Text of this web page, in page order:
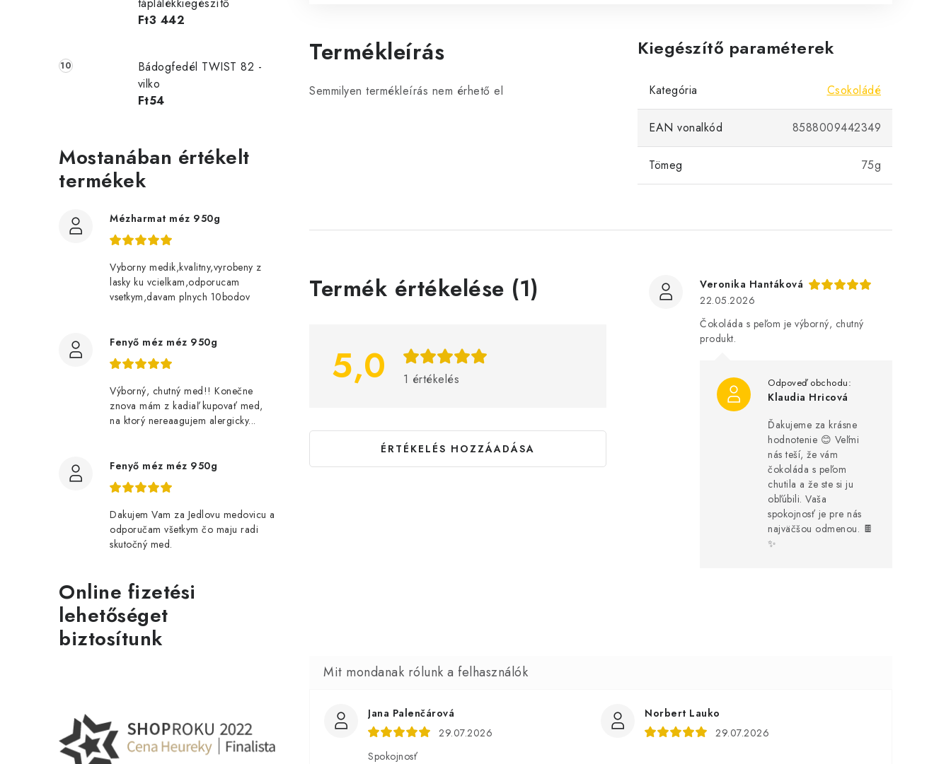
Ft3 442
Bádogfedél TWIST 82 -
vilko
Ft54
Mostanában értékelt
termékek
Mézharmat méz 950g
Vyborny medik,kvalitny,vyrobeny z
lasky ku vcielkam,odporucam
vsetkym,davam plnych 10bodov
Fenyő méz méz 950g
Výborný, chutný med!! Konečne
znova mám z kadiaľ kupovať med,
na ktorý nereaagujem alergicky...
Fenyő méz méz 950g
Dakujem Vam za Jedlovu medovicu a
odporučam všetkym čo maju radi
skutočný med.
Online fizetési
lehetőséget
biztosítunk
Termékleírás
Semmilyen termékleírás nem érhető el
Kiegészítő paraméterek
Kategória Csokoládé
EAN vonalkód 8588009442349
Tömeg 75g
Termék értékelése (1)
5,0 1 értékelés
ÉRTÉKELÉS HOZZÁADÁSA
V
n
e
Veronika Hantáková
22.05.2026
Čokoláda s peľom je výborný, chutný
produkt.
Klaudia Hricová
Ďakujeme za krásne
hodnotenie 😊 Veľmi
nás teší, že vám
čokoláda s peľom
chutila a že ste si ju
obľúbili. Vaša
spokojnosť je pre nás
najväčšou odmenou. 🍫
✨
Jana Palenčárová
29.07.2026
Spokojnosť
Norbert Lauko
29.07.2026